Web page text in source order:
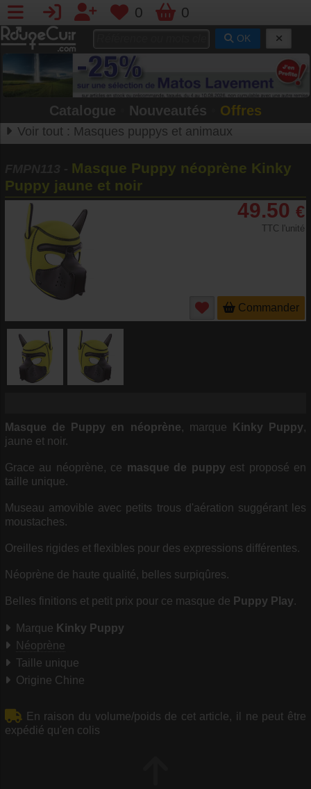
0 0
OK
Catalogue Nouveautés Offres
Voir tout : Masques puppys et animaux
Masque Puppy néoprène Kinky
Puppy jaune et noir
49.50 €
TTC l'unité
Commander
Masque de Puppy en néoprène, marque Kinky Puppy,
jaune et noir.
Grace au néoprène, ce masque de puppy est proposé en
taille unique.
Museau amovible avec petits trous d'aération suggérant les
moustaches.
Oreilles rigides et flexibles pour des expressions différentes.
Néoprène de haute qualité, belles surpiqûres.
Belles finitions et petit prix pour ce masque de Puppy Play.
Marque Kinky Puppy
Néoprène
Taille unique
Origine Chine
En raison du volume/poids de cet article, il ne peut être
expédié qu'en colis